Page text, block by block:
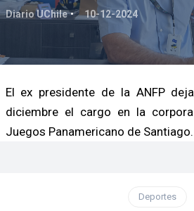
Diario UChile 10-12-2024
El ex presidente de la ANFP
diciembre el cargo en la
Juegos Panamericano de Santiago.
Deportes